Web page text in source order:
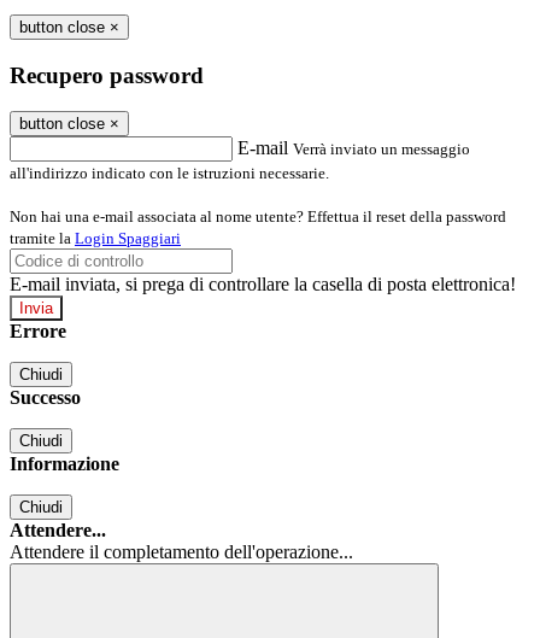
button close ×
Recupero password
button close ×
E-mail Verrà inviato un messaggio
all'indirizzo indicato con le istruzioni necessarie.
Non hai una e-mail associata al nome utente? Effettua il reset della password
tramite la Login Spaggiari
E-mail inviata, si prega di controllare la casella di posta elettronica!
Errore
Chiudi
Successo
Chiudi
Informazione
Chiudi
Attendere...
Attendere il completamento dell'operazione...